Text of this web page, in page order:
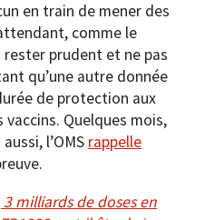
en train de mener des
comme le
rester prudent et ne pas
qu’une autre donnée
de protection aux
Quelques mois,
l’OMS rappelle
milliards de doses en